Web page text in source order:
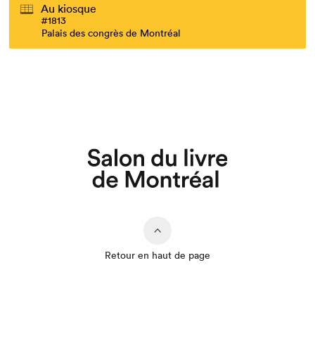
Que cherchez-vous?
Au kiosque
#1813
Palais des congrès de Montréal
Retour en haut de page